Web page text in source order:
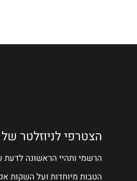
הצטרפי לניוזלטר של SAGA
הרשמי ותהיי הראשונה לדעת
הטבות מיוחדות ועל השקות